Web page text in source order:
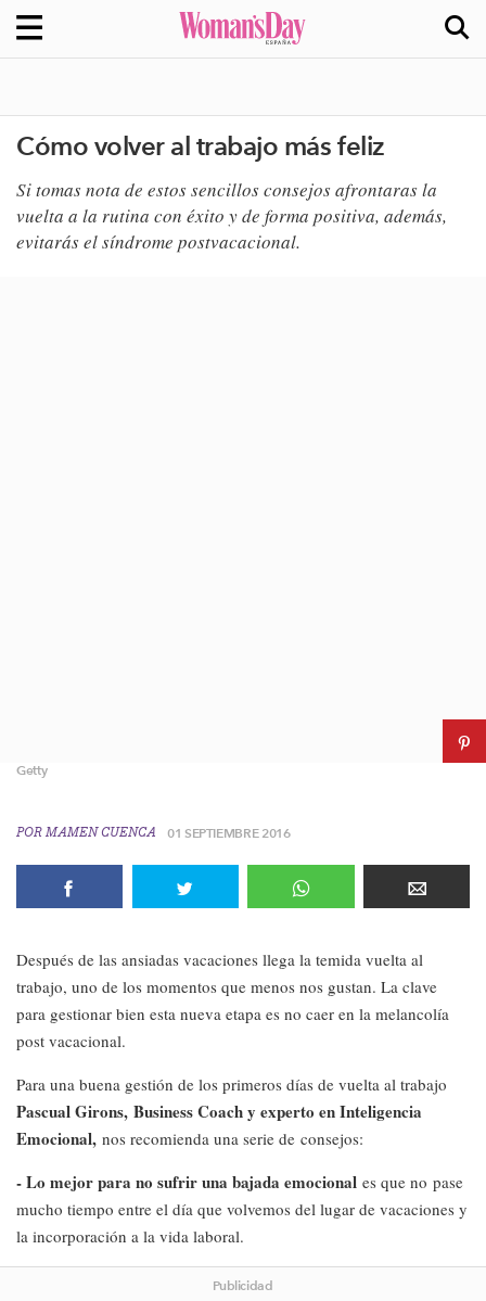
Cómo volver al trabajo más feliz
Si tomas nota de estos sencillos consejos afrontaras la
vuelta a la rutina con éxito y de forma positiva, además,
evitarásel síndrome postvacacional.
Getty
POR MAMEN CUENCA 01 SEPTIEMBRE 2016
Después de las ansiadas vacaciones llega la temida vuelta al
trabajo, uno de los momentos que menos nos gustan. La clave
para gestionar bien esta nueva etapa es no caer en la melancolía
post vacacional.
Para una buena gestión de los primeros días de vuelta al trabajo
Pascual Girons, Business Coach y experto en Inteligencia
Emocional, nos recomienda una serie de consejos:
- Lo mejor para no sufrir una bajada emocional es que no pase
mucho tiempo entre el día que volvemos del lugar de vacaciones y
la incorporación a la vida laboral.
Publicidad